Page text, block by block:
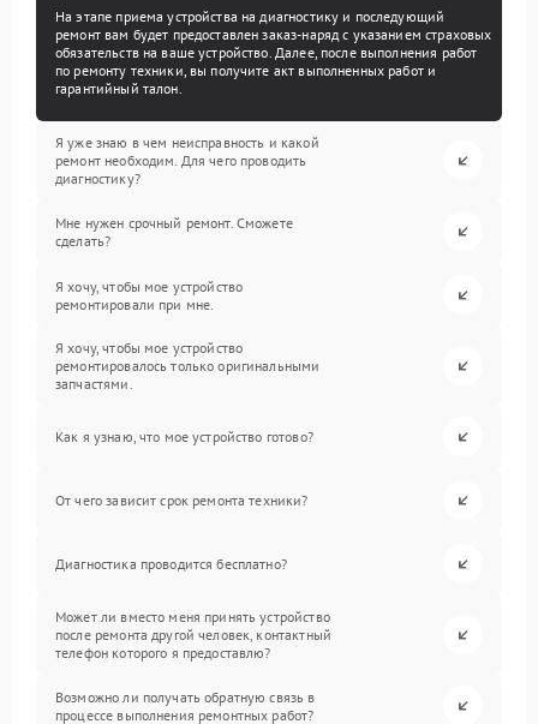
На этапе приема устройства на диагностику и последующий
ремонт вам будет предоставлен заказ-наряд с указанием страховых
обязательств на ваше устройство. Далее, после выполнения работ
по ремонту техники, вы получите акт выполненных работ и
гарантийный талон.
Я уже знаю в чем неисправность и какой
ремонт необходим. Для чего проводить
диагностику?
Мне нужен срочный ремонт. Сможете
сделать?
Я хочу, чтобы мое устройство
ремонтировали при мне.
Я хочу, чтобы мое устройство
ремонтировалось только оригинальными
запчастями.
Как я узнаю, что мое устройство готово?
От чего зависит срок ремонта техники?
Диагностика проводится бесплатно?
Может ли вместо меня принять устройство
после ремонта другой человек, контактный
телефон которого я предоставлю?
Возможно ли получать обратную связь в
процессе выполнения ремонтных работ?